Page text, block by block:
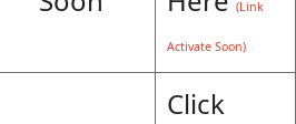
(Link
Activate Soon)
Click